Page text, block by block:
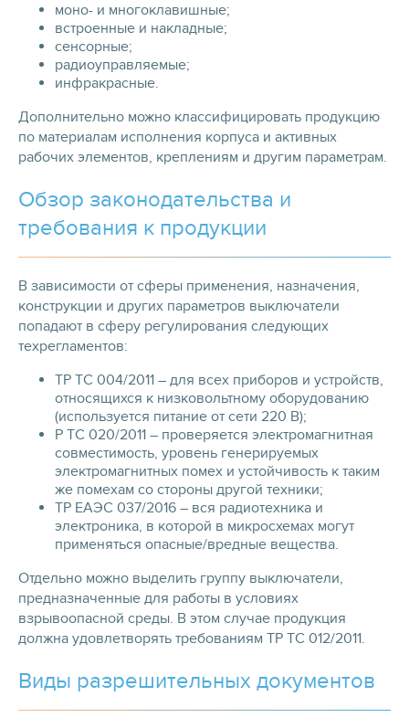
моно- и многоклавишные;
встроенные и накладные;
сенсорные;
радиоуправляемые;
инфракрасные.
Дополнительно можно классифицировать продукцию
по материалам исполнения корпуса и активных
рабочих элементов, креплениям и другим параметрам.
Обзор законодательства и
требования к продукции
В зависимости от сферы применения, назначения,
конструкции и других параметров выключатели
попадают в сферу регулирования следующих
техрегламентов:
ТР ТС 004/2011 – для всех приборов и устройств,
относящихся к низковольтному оборудованию
(используется питание от сети 220 В);
Р ТС 020/2011 – проверяется электромагнитная
совместимость, уровень генерируемых
электромагнитных помех и устойчивость к таким
же помехам со стороны другой техники;
ТР ЕАЭС 037/2016 – вся радиотехника и
электроника, в которой в микросхемах могут
применяться опасные/вредные вещества.
Отдельно можно выделить группу выключатели,
предназначенные для работы в условиях
взрывоопасной среды. В этом случае продукция
должна удовлетворять требованиям ТР ТС 012/2011.
Виды разрешительных документов